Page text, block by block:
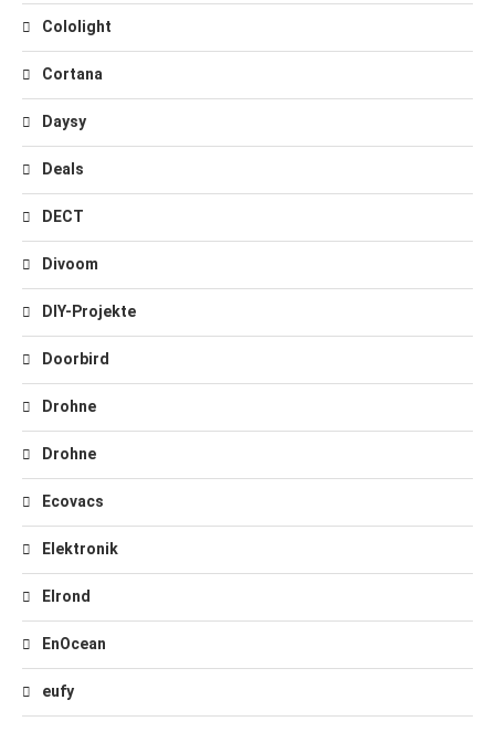
Cololight
Cortana
Daysy
Deals
DECT
Divoom
DIY-Projekte
Doorbird
Drohne
Drohne
Ecovacs
Elektronik
Elrond
EnOcean
eufy